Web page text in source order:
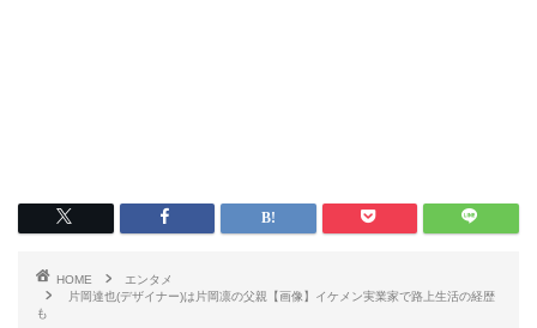
HOME
エンタメ
片岡達也(デザイナー)は片岡凛の父親【画像】イケメン実業家で路上生活の経歴
も